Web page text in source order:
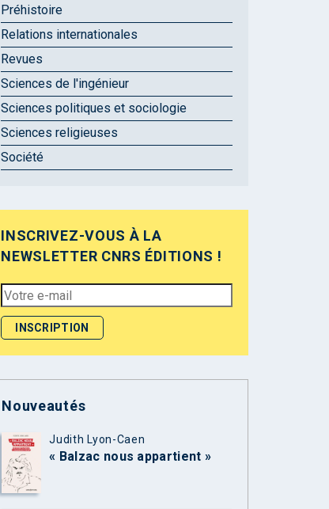
Préhistoire
Relations internationales
Revues
Sciences de l'ingénieur
Sciences politiques et sociologie
Sciences religieuses
Société
INSCRIVEZ-VOUS À LA
NEWSLETTER CNRS ÉDITIONS !
Nouveautés
Judith Lyon-Caen
« Balzac nous appartient »